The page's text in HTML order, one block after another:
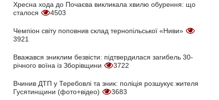
Хресна хода до Почаєва викликала хвилю обурення: що
сталося
4503
Чемпіон світу поповнив склад тернопільської «Ниви»
3921
Вважався зниклим безвісти: підтвердилася загибель 30-
річного воїна із Зборівщини
3722
Вчинив ДТП у Теребовлі та зник: поліція розшукує жителя
Гусятинщини (фото+відео)
3683